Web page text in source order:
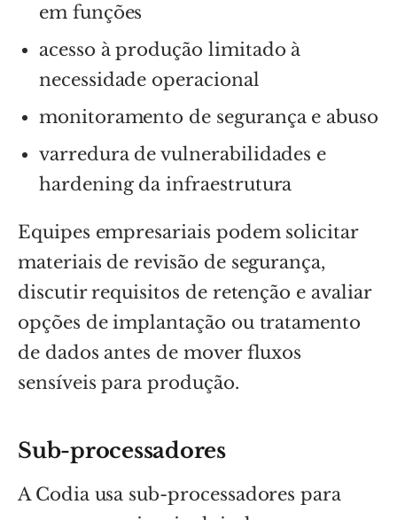
em funções
acesso à produção limitado à
necessidade operacional
monitoramento de segurança e abuso
varredura de vulnerabilidades e
hardening da infraestrutura
Equipes empresariais podem solicitar
materiais de revisão de segurança,
discutir requisitos de retenção e avaliar
opções de implantação ou tratamento
de dados antes de mover fluxos
sensíveis para produção.
Sub-processadores
A Codia usa sub-processadores para